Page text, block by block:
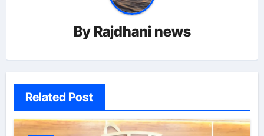
By Rajdhani news
Related Post